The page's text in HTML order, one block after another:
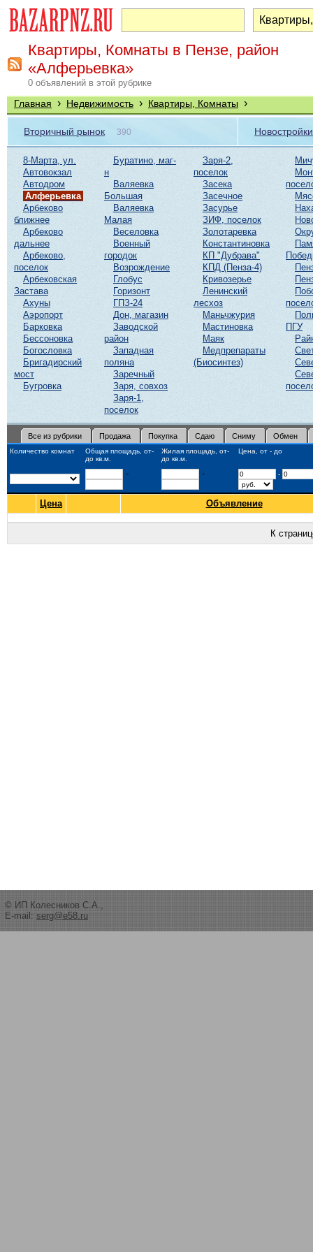
Квартиры, Комнаты в Пензе, район
«Алферьевка»
0 объявлений в этой рубрике
Главная › Недвижимость › Квартиры, Комнаты ›
Вторичный рынок 390 Новостройки
8-Марта, ул.
Автовокзал
Автодром
Алферьевка
Арбеково
ближнее
Арбеково
дальнее
Арбеково,
поселок
Арбековская
Застава
Ахуны
Аэропорт
Барковка
Бессоновка
Богословка
Бригадирский
мост
Бугровка
Буратино, маг-
н
Валяевка
Большая
Валяевка
Малая
Веселовка
Военный
городок
Возрождение
Глобус
Горизонт
ГПЗ-24
Дон, магазин
Заводской
район
Западная
поляна
Заречный
Заря, совхоз
Заря-1,
поселок
Заря-2,
поселок
Засека
Засечное
Засурье
ЗИФ, поселок
Золотаревка
Константиновка
КП "Дубрава"
КПД (Пенза-4)
Кривозерье
Ленинский
лесхоз
Маньчжурия
Мастиновка
Маяк
Медпрепараты
(Биосинтез)
ПГУ
Все из рубрики Продажа Покупка Сдаю Сниму Обмен
Количество комнат
Общая площадь, от-
до кв.м.
Жилая площадь, от-
до кв.м.
Цена, от - до
- - -
Цена Объявление
К
© ИП Колесников С.А.,
E-mail: serg@e58.ru